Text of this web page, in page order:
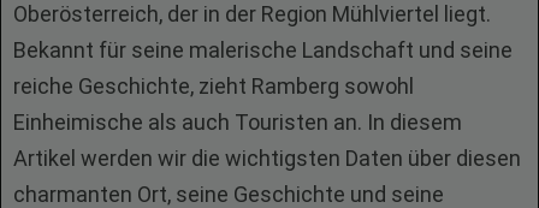
Oberösterreich, der in der Region Mühlviertel liegt.
Bekannt für seine malerische Landschaft und seine
reiche Geschichte, zieht Ramberg sowohl
Einheimische als auch Touristen an. In diesem
Artikel werden wir die wichtigsten Daten über diesen
charmanten Ort, seine Geschichte und seine